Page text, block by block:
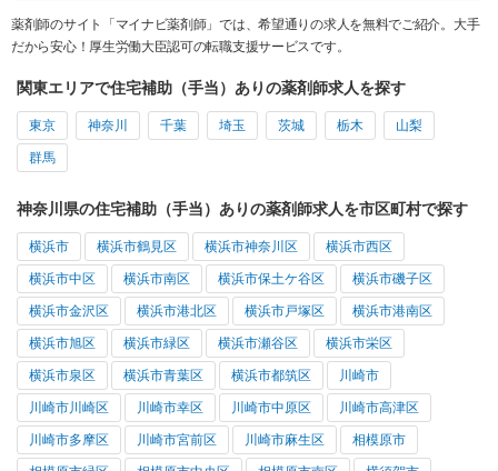
薬剤師のサイト「マイナビ薬剤師」では、希望通りの求人を無料でご紹介。大手
だから安心！厚生労働大臣認可の転職支援サービスです。
関東エリアで住宅補助（手当）ありの薬剤師求人を探す
東京 神奈川 千葉 埼玉 茨城 栃木 山梨
群馬
神奈川県の住宅補助（手当）ありの薬剤師求人を市区町村で探す
横浜市 横浜市鶴見区 横浜市神奈川区 横浜市西区
横浜市中区 横浜市南区 横浜市保土ケ谷区 横浜市磯子区
横浜市金沢区 横浜市港北区 横浜市戸塚区 横浜市港南区
横浜市旭区 横浜市緑区 横浜市瀬谷区 横浜市栄区
横浜市泉区 横浜市青葉区 横浜市都筑区 川崎市
川崎市川崎区 川崎市幸区 川崎市中原区 川崎市高津区
川崎市多摩区 川崎市宮前区 川崎市麻生区 相模原市